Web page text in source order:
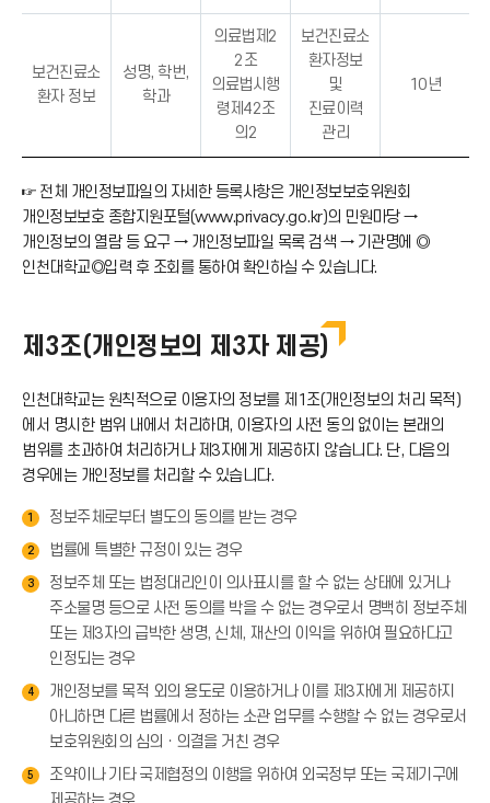
보건진료소
환자 정보
성명, 학번,
학과
의료법제2
2조
의료법시행
령제42조
의2
보건진료소
환자정보
및
진료이력
관리
10년
☞ 전체 개인정보파일의 자세한 등록사항은 개인정보보호위원회
개인정보보호 종합지원포털(www.privacy.go.kr)의 민원마당 →
개인정보의 열람 등 요구 → 개인정보파일 목록 검색 → 기관명에 ◎
인천대학교◎입력 후 조회를 통하여 확인하실 수 있습니다.
제3조(개인정보의 제3자 제공)
인천대학교는 원칙적으로 이용자의 정보를 제1조(개인정보의 처리 목적)
에서 명시한 범위 내에서 처리하며, 이용자의 사전 동의 없이는 본래의
범위를 초과하여 처리하거나 제3자에게 제공하지 않습니다. 단, 다음의
경우에는 개인정보를 처리할 수 있습니다.
1 정보주체로부터 별도의 동의를 받는 경우
2 법률에 특별한 규정이 있는 경우
3
정보주체 또는 법정대리인이 의사표시를 할 수 없는 상태에 있거나
주소불명 등으로 사전 동의를 박을 수 없는 경우로서 명백히 정보주체
또는 제3자의 급박한 생명, 신체, 재산의 이익을 위하여 필요하다고
인정되는 경우
4
개인정보를 목적 외의 용도로 이용하거나 이를 제3자에게 제공하지
아니하면 다른 법률에서 정하는 소관 업무를 수행할 수 없는 경우로서
보호위원회의 심의ㆍ의결을 거친 경우
5
조약이나 기타 국제협정의 이행을 위하여 외국정부 또는 국제기구에